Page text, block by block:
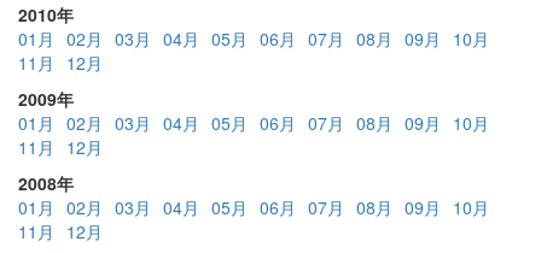
2010年
01月
02月 03月 04月 05月 06月 07月 08月 09月
10月
11月
12月
2009年
01月
02月 03月 04月 05月 06月 07月 08月 09月
10月
11月
12月
2008年
01月
02月 03月 04月 05月 06月 07月 08月 09月
10月
11月
12月